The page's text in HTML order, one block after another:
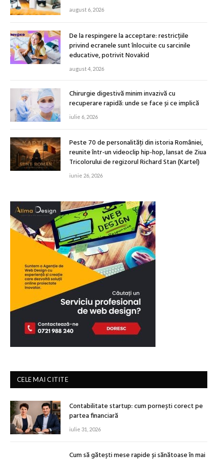
august 6, 2026
De la respingere la acceptare: restricțiile
privind ecranele sunt înlocuite cu sarcinile
educative, potrivit Novakid
august 4, 2026
Chirurgie digestivă minim invazivă cu
recuperare rapidă: unde se face și ce implică
iulie 6, 2026
Peste 70 de personalități din istoria României,
reunite într-un videoclip hip-hop, lansat de Ziua
Tricolorului de regizorul Richard Stan (Kartel)
iunie 26, 2026
CELE MAI CITITE
Contabilitate startup: cum pornești corect pe
partea financiară
iulie 31, 2026
Cum să gătești mese rapide și sănătoase în mai